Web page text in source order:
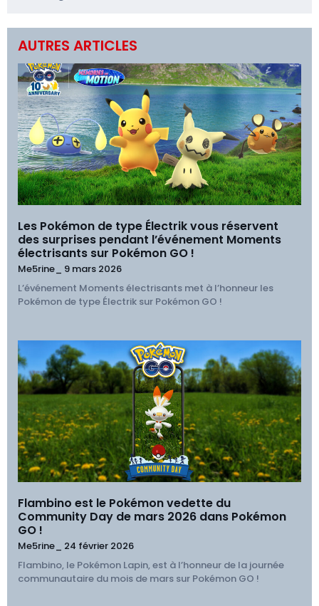
AUTRES ARTICLES
Les Pokémon de type Électrik vous réservent
des surprises pendant l’événement Moments
électrisants sur Pokémon GO !
Me5rine_ 9 mars 2026
L’événement Moments électrisants met à l’honneur les
Pokémon de type Électrik sur Pokémon GO !
Flambino est le Pokémon vedette du
Community Day de mars 2026 dans Pokémon
GO !
Me5rine_ 24 février 2026
Flambino, le Pokémon Lapin, est à l’honneur de la journée
communautaire du mois de mars sur Pokémon GO !